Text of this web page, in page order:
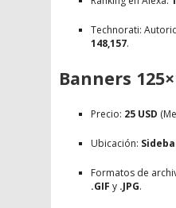
Technorati:
148,157.
Banners
Precio: 25 USD
Ubicación:
Formatos de
.GIF y .JPG.